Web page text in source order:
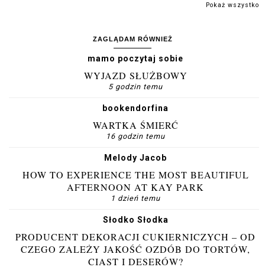
Pokaż wszystko
ZAGLĄDAM RÓWNIEŻ
mamo poczytaj sobie
WYJAZD SŁUŻBOWY
5 godzin temu
bookendorfina
WARTKA ŚMIERĆ
16 godzin temu
Melody Jacob
HOW TO EXPERIENCE THE MOST BEAUTIFUL
AFTERNOON AT KAY PARK
1 dzień temu
Słodko Słodka
PRODUCENT DEKORACJI CUKIERNICZYCH – OD
CZEGO ZALEŻY JAKOŚĆ OZDÓB DO TORTÓW,
CIAST I DESERÓW?